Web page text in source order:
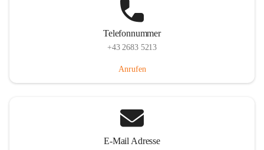
Telefonnummer
+43 2683 5213
Anrufen
E-Mail Adresse